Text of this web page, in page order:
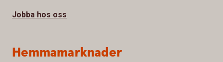
Jobba hos oss
Hemmamarknader